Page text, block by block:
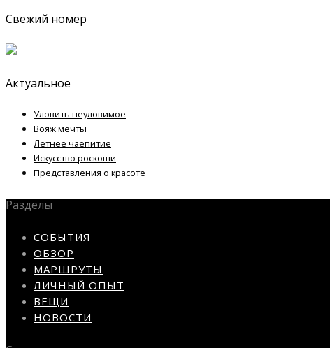
Свежий номер
Актуальное
Уловить неуловимое
Вояж мечты
Летнее чаепитие
Искусство роскоши
Представления о красоте
Разделы
СОБЫТИЯ
ОБЗОР
МАРШРУТЫ
ЛИЧНЫЙ ОПЫТ
ВЕЩИ
НОВОСТИ